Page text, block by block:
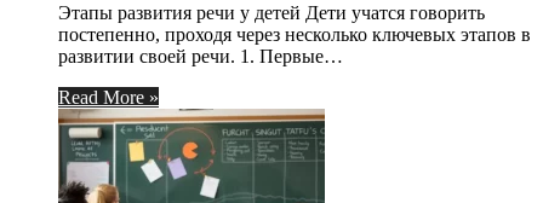
Этапы развития речи у детей Дети учатся говорить
постепенно, проходя через несколько ключевых этапов в
развитии своей речи. 1. Первые…
Read More »